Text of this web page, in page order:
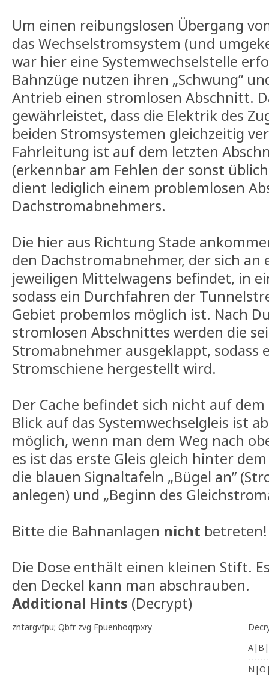
Um einen reibungslosen Übergang
das Wechselstromsystem (und
war hier eine Systemwechselstelle
Bahnzüge nutzen ihren „Schwung”
Antrieb einen stromlosen Abschnitt.
gewährleistet, dass die Elektrik des
beiden Stromsystemen gleichzeitig
Fahrleitung ist auf dem letzten
(erkennbar am Fehlen der sonst
dient lediglich einem problemlosen
Dachstromabnehmers.
Die hier aus Richtung Stade
den Dachstromabnehmer, der sich an
jeweiligen Mittelwagens befindet, in
sodass ein Durchfahren der
Gebiet probemlos möglich ist. Nach
stromlosen Abschnittes werden die
Stromabnehmer ausgeklappt, sodass
Stromschiene hergestellt wird.
Der Cache befindet sich nicht auf
Blick auf das Systemwechselgleis ist
möglich, wenn man dem Weg nach
es ist das erste Gleis gleich hinter
die blauen Signaltafeln „Bügel an”
anlegen) und „Beginn des
Bitte die Bahnanlagen nicht betreten!
Die Dose enthält einen kleinen Stift.
den Deckel kann man abschrauben.
Additional Hints (Decrypt)
zntargvfpu; Qbfr zvg Fpuenhoqrpxry